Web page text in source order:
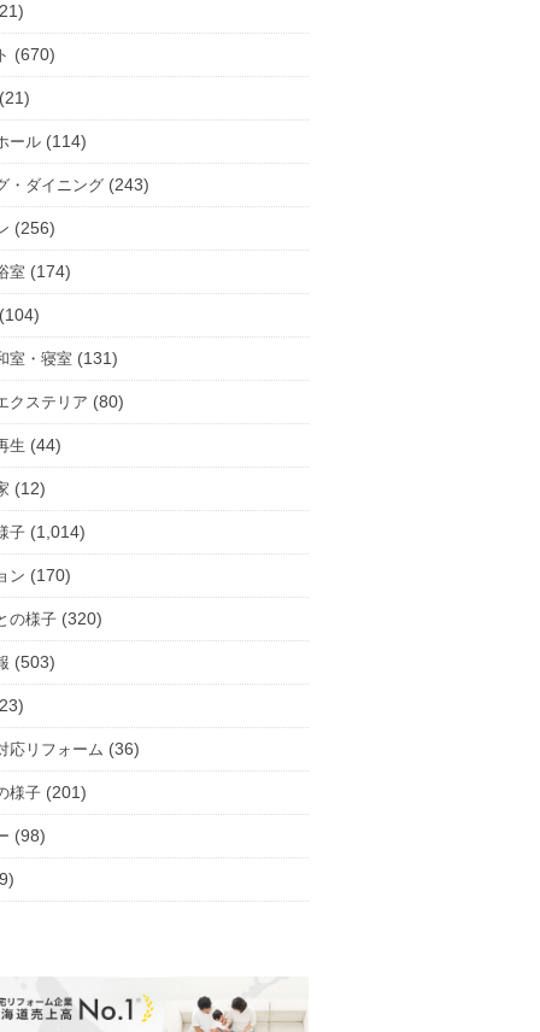
(670)
ール (114)
・ダイニング (243)
(256)
室 (174)
室・寝室 (131)
クステリア (80)
生 (44)
(12)
子 (1,014)
ン (170)
の様子 (320)
(503)
応リフォーム (36)
様子 (201)
(98)